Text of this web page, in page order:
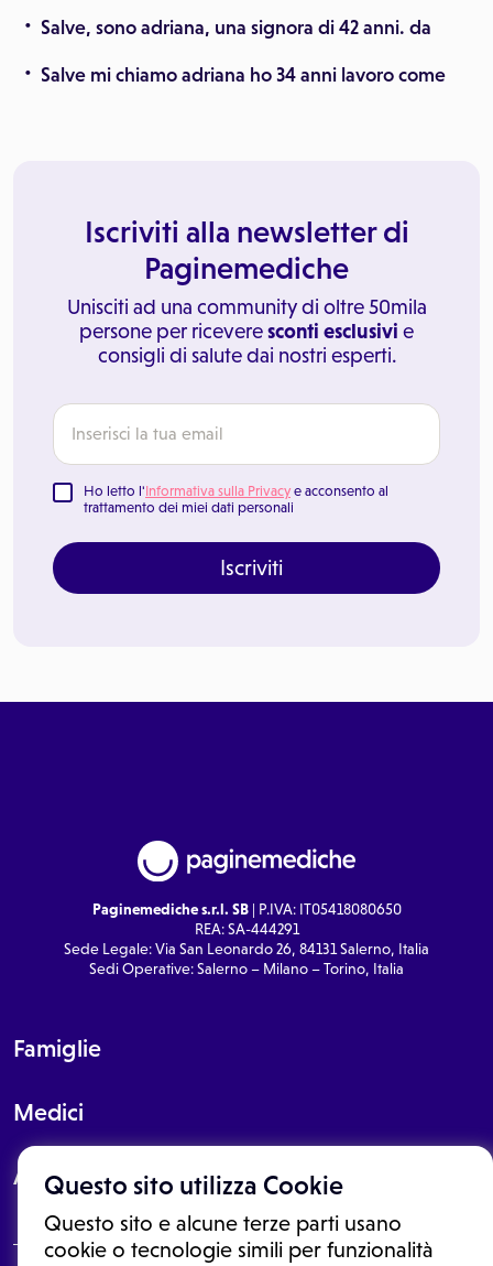
Questo sito utilizza Cookie
Questo sito e alcune terze parti usano
cookie o tecnologie simili per funzionalità
Salve, sono adriana, una signora di 42 anni. da
Salve mi chiamo adriana ho 34 anni lavoro come
Iscriviti alla newsletter di
Paginemediche
Unisciti ad una community di oltre 50mila
persone per riceveresconti esclusivi e
consigli di salute dai nostri esperti.
Ho letto l'Informativa sulla Privacy e acconsento al
trattamento dei miei dati personali
Iscriviti
Paginemediche s.r.l. SB| P.IVA: IT05418080650
REA: SA-444291
Sede Legale: Via San Leonardo 26, 84131 Salerno, Italia
Sedi Operative: Salerno – Milano – Torino, Italia
Famiglie
Medici
About